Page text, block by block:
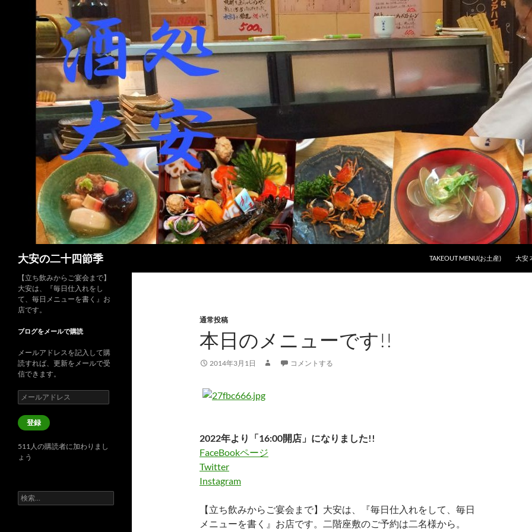
大安の二十四節季
TAKEOUT MENU(お土産)
大安
通常投稿
本日のメニューです!!
2014年3月1日 コメントする
2022年より「16:00開店」になりました!!
FaceBookページ
Twitter
Instagram
【立ち飲みからご宴会まで】大安は、『毎日仕入れをして、毎日
メニューを書く』お店です。二階座敷のご予約は二名様から。
【立ち飲みからご宴会まで】
大安は、『毎日仕入れをし
て、毎日メニューを書く』お
店です。
ブログをメールで購読
メールアドレスを記入して購
読すれば、更新をメールで受
信できます。
メ
ー
ル
ア
レ
ス
登録
511人の購読者に加わりまし
ょう
検
索: